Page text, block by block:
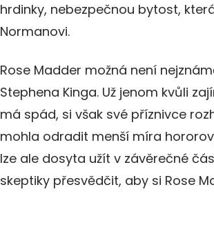
hrdinky, nebezpečnou bytost,
Normanovi.
Rose Madder možná není
Stephena Kinga. Už jenom kvůli
má spád, si však své příznivce
mohla odradit menší míra
lze ale dosyta užít v závěrečné
skeptiky přesvědčit, aby si Rose